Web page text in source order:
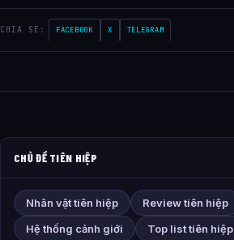
CHIA SE: FACEBOOK X TELEGRAM
CHỦ ĐỀ TIÊN HIỆP
Nhân vật tiên hiệp
Review tiên hiệp
Hệ thống cảnh giới
Top list tiên hiệp